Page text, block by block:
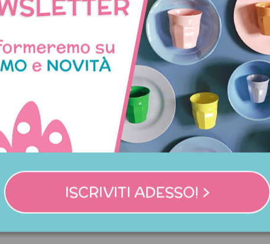
compleanno lettera S
3,90 €
Candelina compleanno con
3,90 €
ISCRIVITI ADESSO! >